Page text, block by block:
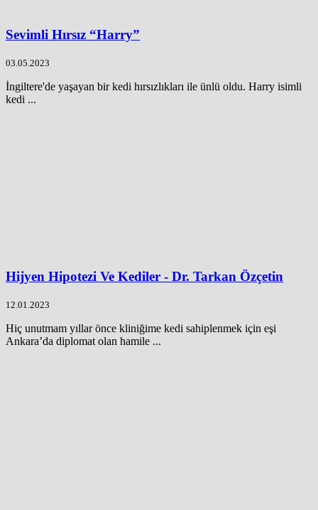
Sevimli Hırsız “Harry”
03.05.2023
İngiltere'de yaşayan bir kedi hırsızlıkları ile ünlü oldu. Harry isimli
kedi ...
Hijyen Hipotezi Ve Kediler - Dr. Tarkan Özçetin
12.01.2023
Hiç unutmam yıllar önce kliniğime kedi sahiplenmek için eşi
Ankara’da diplomat olan hamile ...